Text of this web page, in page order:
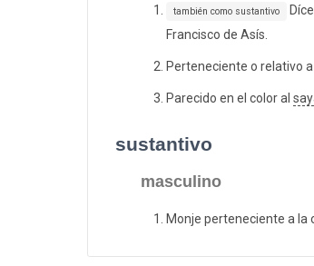
también como sustantivo
Francisco de Asís.
Perteneciente o relativo
Parecido en el color al
sustantivo
masculino
Monje perteneciente a la